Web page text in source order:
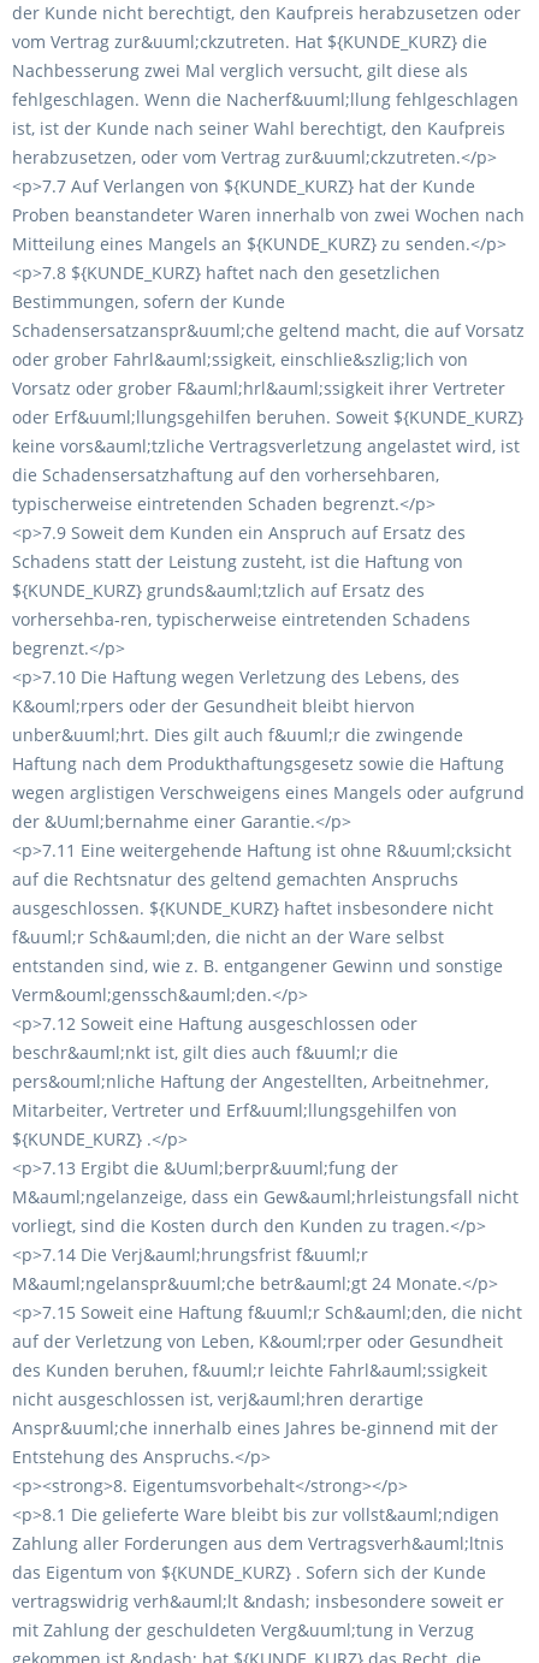
der Kunde nicht berechtigt, den Kaufpreis herabzusetzen oder
vom Vertrag zur&uuml;ckzutreten. Hat ${KUNDE_KURZ} die
Nachbesserung zwei Mal verglich versucht, gilt diese als
fehlgeschlagen. Wenn die Nacherf&uuml;llung fehlgeschlagen
ist, ist der Kunde nach seiner Wahl berechtigt, den Kaufpreis
herabzusetzen, oder vom Vertrag zur&uuml;ckzutreten.</p>
<p>7.7 Auf Verlangen von ${KUNDE_KURZ} hat der Kunde
Proben beanstandeter Waren innerhalb von zwei Wochen nach
Mitteilung eines Mangels an ${KUNDE_KURZ} zu senden.</p>
<p>7.8 ${KUNDE_KURZ} haftet nach den gesetzlichen
Bestimmungen, sofern der Kunde
Schadensersatzanspr&uuml;che geltend macht, die auf Vorsatz
oder grober Fahrl&auml;ssigkeit, einschlie&szlig;lich von
Vorsatz oder grober F&auml;hrl&auml;ssigkeit ihrer Vertreter
oder Erf&uuml;llungsgehilfen beruhen. Soweit ${KUNDE_KURZ}
keine vors&auml;tzliche Vertragsverletzung angelastet wird, ist
die Schadensersatzhaftung auf den vorhersehbaren,
typischerweise eintretenden Schaden begrenzt.</p>
<p>7.9 Soweit dem Kunden ein Anspruch auf Ersatz des
Schadens statt der Leistung zusteht, ist die Haftung von
${KUNDE_KURZ} grunds&auml;tzlich auf Ersatz des
vorhersehba-ren, typischerweise eintretenden Schadens
begrenzt.</p>
<p>7.10 Die Haftung wegen Verletzung des Lebens, des
K&ouml;rpers oder der Gesundheit bleibt hiervon
unber&uuml;hrt. Dies gilt auch f&uuml;r die zwingende
Haftung nach dem Produkthaftungsgesetz sowie die Haftung
wegen arglistigen Verschweigens eines Mangels oder aufgrund
der &Uuml;bernahme einer Garantie.</p>
<p>7.11 Eine weitergehende Haftung ist ohne R&uuml;cksicht
auf die Rechtsnatur des geltend gemachten Anspruchs
ausgeschlossen. ${KUNDE_KURZ} haftet insbesondere nicht
f&uuml;r Sch&auml;den, die nicht an der Ware selbst
entstanden sind, wie z. B. entgangener Gewinn und sonstige
Verm&ouml;genssch&auml;den.</p>
<p>7.12 Soweit eine Haftung ausgeschlossen oder
beschr&auml;nkt ist, gilt dies auch f&uuml;r die
pers&ouml;nliche Haftung der Angestellten, Arbeitnehmer,
Mitarbeiter, Vertreter und Erf&uuml;llungsgehilfen von
${KUNDE_KURZ} .</p>
<p>7.13 Ergibt die &Uuml;berpr&uuml;fung der
M&auml;ngelanzeige, dass ein Gew&auml;hrleistungsfall nicht
vorliegt, sind die Kosten durch den Kunden zu tragen.</p>
<p>7.14 Die Verj&auml;hrungsfrist f&uuml;r
M&auml;ngelanspr&uuml;che betr&auml;gt 24 Monate.</p>
<p>7.15 Soweit eine Haftung f&uuml;r Sch&auml;den, die nicht
auf der Verletzung von Leben, K&ouml;rper oder Gesundheit
des Kunden beruhen, f&uuml;r leichte Fahrl&auml;ssigkeit
nicht ausgeschlossen ist, verj&auml;hren derartige
Anspr&uuml;che innerhalb eines Jahres be-ginnend mit der
Entstehung des Anspruchs.</p>
<p><strong>8. Eigentumsvorbehalt</strong></p>
<p>8.1 Die gelieferte Ware bleibt bis zur vollst&auml;ndigen
Zahlung aller Forderungen aus dem Vertragsverh&auml;ltnis
das Eigentum von ${KUNDE_KURZ} . Sofern sich der Kunde
vertragswidrig verh&auml;lt &ndash; insbesondere soweit er
mit Zahlung der geschuldeten Verg&uuml;tung in Verzug